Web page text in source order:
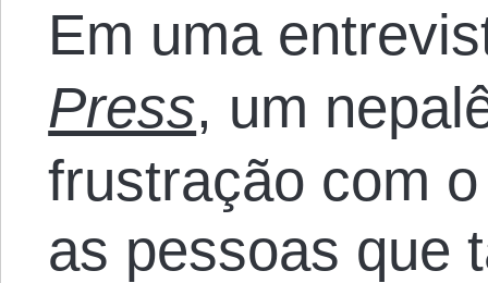
Em uma
Press, um
frustração com
as pessoas que